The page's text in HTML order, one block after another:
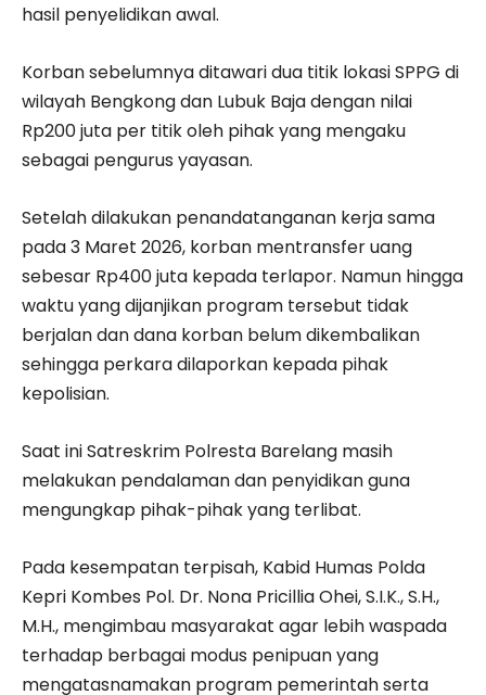
hasil penyelidikan awal.
Korban sebelumnya ditawari dua titik lokasi SPPG di
wilayah Bengkong dan Lubuk Baja dengan nilai
Rp200 juta per titik oleh pihak yang mengaku
sebagai pengurus yayasan.
Setelah dilakukan penandatanganan kerja sama
pada 3 Maret 2026, korban mentransfer uang
sebesar Rp400 juta kepada terlapor. Namun hingga
waktu yang dijanjikan program tersebut tidak
berjalan dan dana korban belum dikembalikan
sehingga perkara dilaporkan kepada pihak
kepolisian.
Saat ini Satreskrim Polresta Barelang masih
melakukan pendalaman dan penyidikan guna
mengungkap pihak-pihak yang terlibat.
Pada kesempatan terpisah, Kabid Humas Polda
Kepri Kombes Pol. Dr. Nona Pricillia Ohei, S.I.K., S.H.,
M.H., mengimbau masyarakat agar lebih waspada
terhadap berbagai modus penipuan yang
mengatasnamakan program pemerintah serta